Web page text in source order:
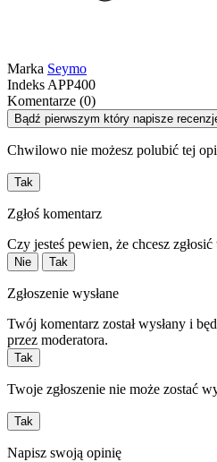
Marka Seymo
Indeks APP400
Komentarze (0)
Bądź pierwszym który napisze
Chwilowo nie możesz polubić tej
Tak
Zgłoś komentarz
Czy jesteś pewien, że chcesz
Nie Tak
Zgłoszenie wysłane
Twój komentarz został wysłany i
przez moderatora.
Tak
Twoje zgłoszenie nie może zostać
Tak
Napisz swoją opinię